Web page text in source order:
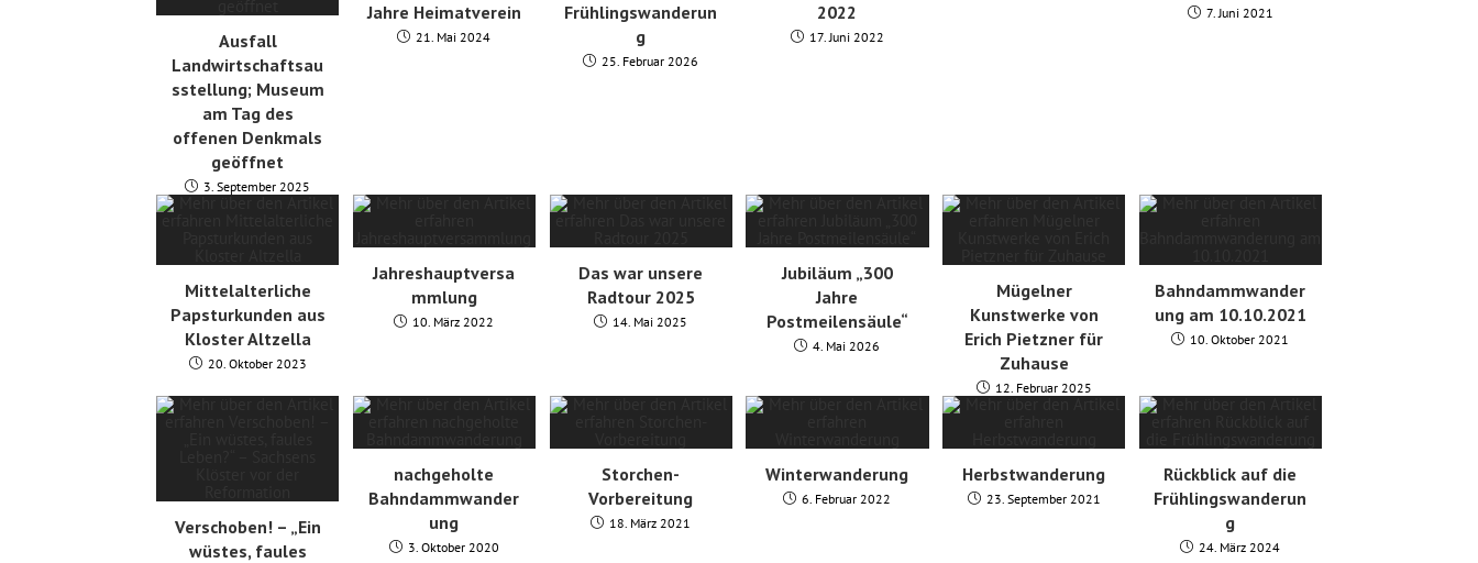
Ausfall
Landwirtschaftsau
sstellung; Museum
am Tag des
offenen Denkmals
geöffnet
3. September 2025
Jahre Heimatverein
21. Mai 2024
Frühlingswanderun
g
25. Februar 2026
2022
17. Juni 2022
7. Juni 2021
Mittelalterliche
Papsturkunden aus
Kloster Altzella
20. Oktober 2023
Jahreshauptversa
mmlung
10. März 2022
Das war unsere
Radtour 2025
14. Mai 2025
Jubiläum „300
Jahre
Postmeilensäule“
4. Mai 2026
Mügelner
Kunstwerke von
Erich Pietzner für
Zuhause
12. Februar 2025
Bahndammwander
ung am 10.10.2021
10. Oktober 2021
Verschoben! – „Ein
wüstes, faules
nachgeholte
Bahndammwander
ung
3. Oktober 2020
Storchen-
Vorbereitung
18. März 2021
Winterwanderung
6. Februar 2022
Herbstwanderung
23. September 2021
Rückblick auf die
Frühlingswanderun
g
24. März 2024